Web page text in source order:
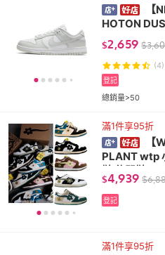
【
HOTON
1503-103
$2,659 $
(4)
總銷量>50
登記
滿1件享95折
【
PLANT wtp
$4,939 $
登記
滿1件享95折